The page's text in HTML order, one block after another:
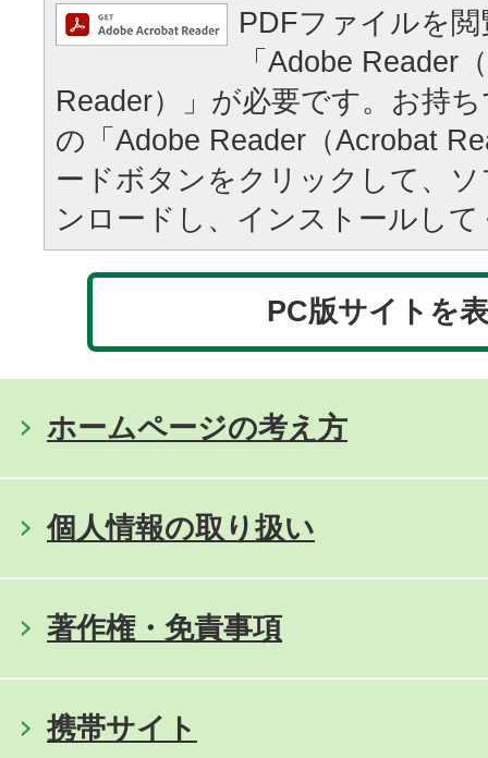
PDFファイルを
「Adobe Reader
Reader）」が必要です。お持
の「Adobe Reader（Acrobat
ードボタンをクリックして、
ンロードし、インストールし
PC版サイトを
ホームページの考え方
個人情報の取り扱い
著作権・免責事項
携帯サイト